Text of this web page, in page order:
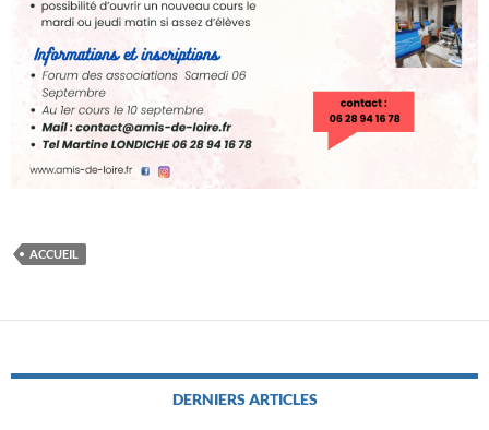
ACCUEIL
DERNIERS ARTICLES